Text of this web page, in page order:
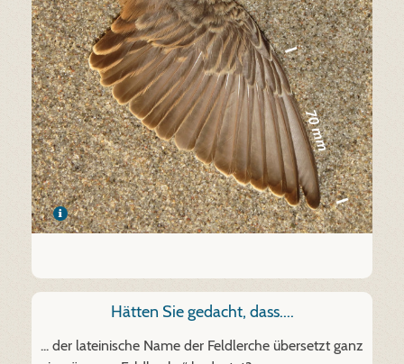
Hätten Sie gedacht, dass....
... der lateinische Name der Feldlerche übersetzt ganz